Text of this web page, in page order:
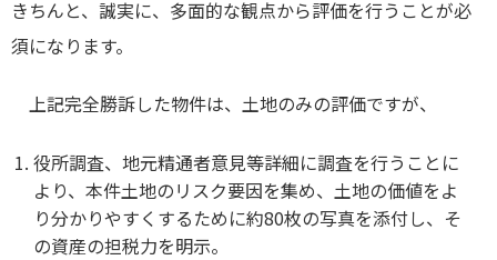
きちんと、誠実に、多面的な観点から評価を行うことが必
須になります。
上記完全勝訴した物件は、土地のみの評価ですが、
役所調査、地元精通者意見等詳細に調査を行うことに
より、本件土地のリスク要因を集め、土地の価値をよ
り分かりやすくするために約80枚の写真を添付し、そ
の資産の担税力を明示。